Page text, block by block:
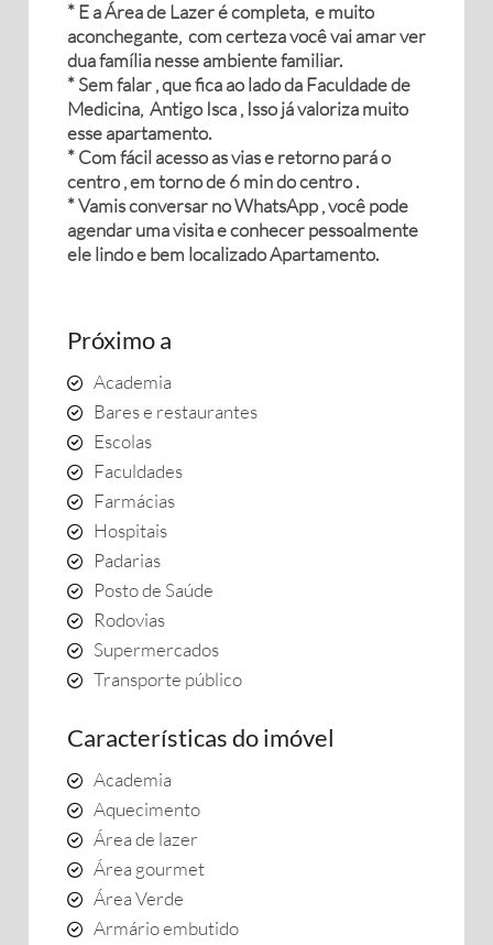
* E a Área de Lazer é completa, e muito
aconchegante, com certeza você vai amar ver
dua família nesse ambiente familiar.
* Sem falar , que fica ao lado da Faculdade de
Medicina, Antigo Isca , Isso já valoriza muito
esse apartamento.
* Com fácil acesso as vias e retorno pará o
centro , em torno de 6 min do centro .
* Vamis conversar no WhatsApp , você pode
agendar uma visita e conhecer pessoalmente
ele lindo e bem localizado Apartamento.
Próximo a
Academia
Bares e restaurantes
Escolas
Faculdades
Farmácias
Hospitais
Padarias
Posto de Saúde
Rodovias
Supermercados
Transporte público
Características do imóvel
Academia
Aquecimento
Área de lazer
Área gourmet
Área Verde
Armário embutido